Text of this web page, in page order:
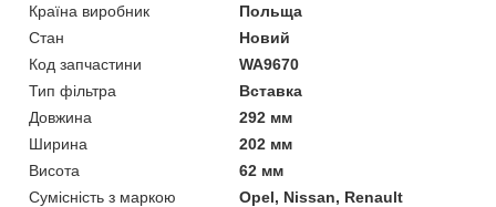
Країна виробник
Польща
Стан
Новий
Код запчастини
WA9670
Тип фільтра
Вставка
Довжина
292 мм
Ширина
202 мм
Висота
62 мм
Сумісність з маркою
Opel, Nissan, Renault